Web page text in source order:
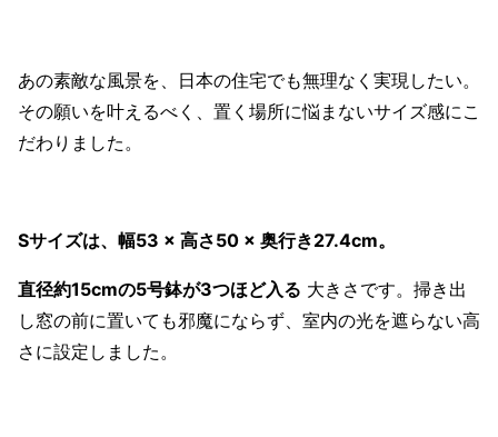
あの素敵な風景を、日本の住宅でも無理なく実現したい。
その願いを叶えるべく、置く場所に悩まないサイズ感にこ
だわりました。
Sサイズは、幅53 × 高さ50 × 奥行き27.4cm。
直径約15cmの5号鉢が3つほど入る 大きさです。掃き出
し窓の前に置いても邪魔にならず、室内の光を遮らない高
さに設定しました。